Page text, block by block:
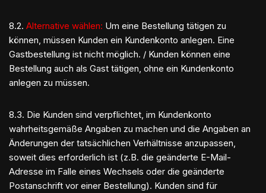
8.2. Alternative wählen: Um eine Bestellung tätigen zu
können, müssen Kunden ein Kundenkonto anlegen. Eine
Gastbestellung ist nicht möglich. / Kunden können eine
Bestellung auch als Gast tätigen, ohne ein Kundenkonto
anlegen zu müssen.
8.3. Die Kunden sind verpflichtet, im Kundenkonto
wahrheitsgemäße Angaben zu machen und die Angaben an
Änderungen der tatsächlichen Verhältnisse anzupassen,
soweit dies erforderlich ist (z.B. die geänderte E-Mail-
Adresse im Falle eines Wechsels oder die geänderte
Postanschrift vor einer Bestellung). Kunden sind für